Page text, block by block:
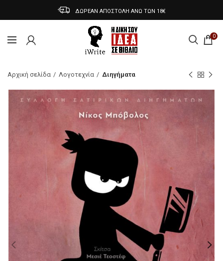
ΔΩΡΕΑΝ ΑΠΟΣΤΟΛΗ ΑΝΩ ΤΩΝ 18€
0
Αρχική σελίδα Λογοτεχνία Διηγήματα